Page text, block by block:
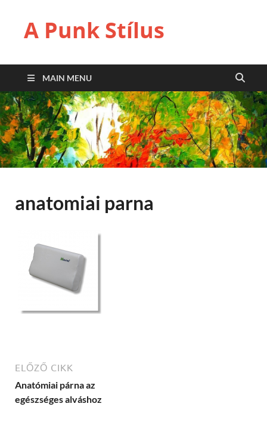
A Punk Stílus
MAIN MENU
anatomiai parna
ELŐZŐ CIKK
Anatómiai párna az
egészséges alváshoz